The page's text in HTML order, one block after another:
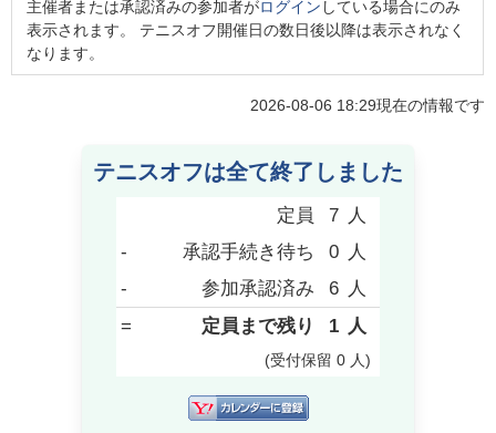
主催者または承認済みの参加者がログイン している場合にのみ
表示されます。 テニスオフ開催日の数日後以降は表示されなく
なります。
2026-08-06 18:29現在の情報です
テニスオフは全て終了しました
定員 7 人
-
承認手続き待ち 0 人
-
参加承認済み 6 人
=
定員まで残り 1 人
(受付保留 0 人)